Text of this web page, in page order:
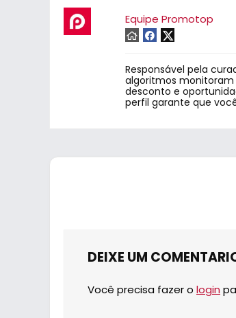
Equipe Promotop
Responsável pela
algoritmos monitoram
desconto e
perfil garante que
DEIXE UM
Você precisa fazer o login